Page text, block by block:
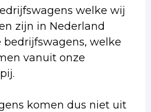
welke wij
zijn in Nederland
welke
vanuit onze
komen dus niet uit